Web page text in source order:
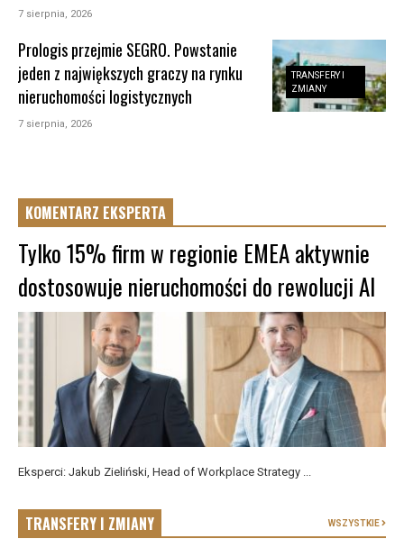
7 sierpnia, 2026
TRANSFERY I
ZMIANY
Prologis przejmie SEGRO. Powstanie
jeden z największych graczy na rynku
nieruchomości logistycznych
7 sierpnia, 2026
KOMENTARZ EKSPERTA
Tylko 15% firm w regionie EMEA aktywnie
dostosowuje nieruchomości do rewolucji AI
Eksperci: Jakub Zieliński, Head of Workplace Strategy ...
TRANSFERY I ZMIANY WSZYSTKIE